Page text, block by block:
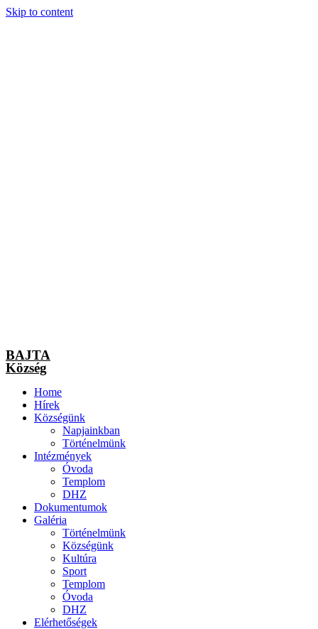
Skip to content
BAJTA
Község
Home
Hírek
Községünk
Napjainkban
Történelmünk
Intézmények
Óvoda
Templom
DHZ
Dokumentumok
Galéria
Történelmünk
Községünk
Kultúra
Sport
Templom
Óvoda
DHZ
Elérhetőségek